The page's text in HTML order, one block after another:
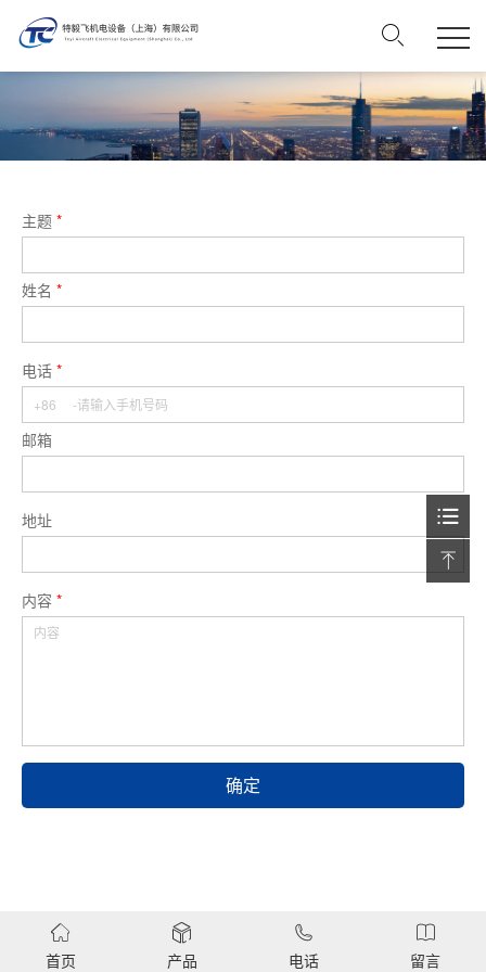
主题 *
姓名 *
电话 *
邮箱
地址
内容 *
首页 产品 电话 留言